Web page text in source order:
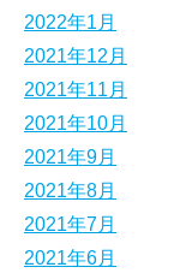
2022年1月
2021年12月
2021年11月
2021年10月
2021年9月
2021年8月
2021年7月
2021年6月